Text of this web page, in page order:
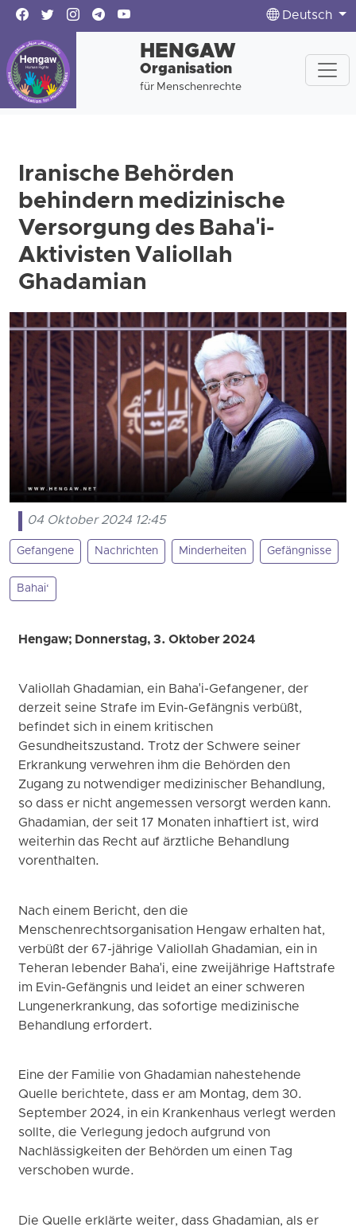
Deutsch
HENGAW
Organisation
für Menschenrechte
Iranische Behörden
behindern medizinische
Versorgung des Baha'i-
Aktivisten Valiollah
Ghadamian
04 Oktober 2024 12:45
Gefangene Nachrichten Minderheiten Gefängnisse
Bahai‘
Hengaw; Donnerstag, 3. Oktober 2024
Valiollah Ghadamian, ein Baha'i-Gefangener, der
derzeit seine Strafe im Evin-Gefängnis verbüßt,
befindet sich in einem kritischen
Gesundheitszustand. Trotz der Schwere seiner
Erkrankung verwehren ihm die Behörden den
Zugang zu notwendiger medizinischer Behandlung,
so dass er nicht angemessen versorgt werden kann.
Ghadamian, der seit 17 Monaten inhaftiert ist, wird
weiterhin das Recht auf ärztliche Behandlung
vorenthalten.
Nach einem Bericht, den die
Menschenrechtsorganisation Hengaw erhalten hat,
verbüßt der 67-jährige Valiollah Ghadamian, ein in
Teheran lebender Baha'i, eine zweijährige Haftstrafe
im Evin-Gefängnis und leidet an einer schweren
Lungenerkrankung, das sofortige medizinische
Behandlung erfordert.
Eine der Familie von Ghadamian nahestehende
Quelle berichtete, dass er am Montag, dem 30.
September 2024, in ein Krankenhaus verlegt werden
sollte, die Verlegung jedoch aufgrund von
Nachlässigkeiten der Behörden um einen Tag
verschoben wurde.
Die Quelle erklärte weiter, dass Ghadamian, als er